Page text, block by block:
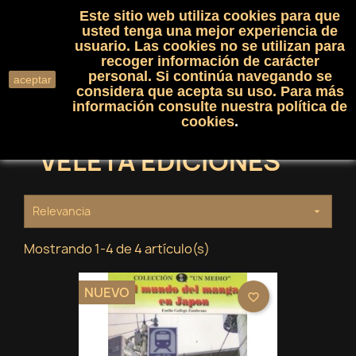
shopping_cart(0)

search
VELETA EDICIONES
Relevancia 
Mostrando 1-4 de 4 artículo(s)
NUEVO favorite_border
aceptar
Este sitio web utiliza cookies para que
usted tenga una mejor experiencia de
usuario. Las cookies no se utilizan para
recoger información de carácter
personal. Si continúa navegando se
considera que acepta su uso. Para más
información consulte nuestra política de
cookies.